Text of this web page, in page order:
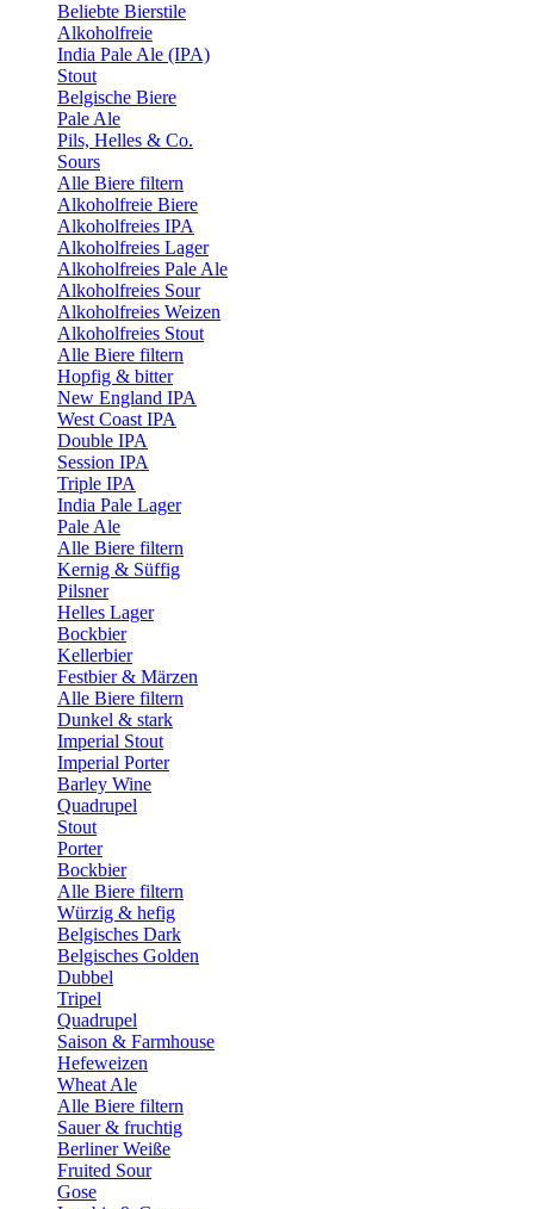
Beliebte Bierstile
Alkoholfreie
India Pale Ale (IPA)
Stout
Belgische Biere
Pale Ale
Pils, Helles & Co.
Sours
Alle Biere filtern
Alkoholfreie Biere
Alkoholfreies IPA
Alkoholfreies Lager
Alkoholfreies Pale Ale
Alkoholfreies Sour
Alkoholfreies Weizen
Alkoholfreies Stout
Alle Biere filtern
Hopfig & bitter
New England IPA
West Coast IPA
Double IPA
Session IPA
Triple IPA
India Pale Lager
Pale Ale
Alle Biere filtern
Kernig & Süffig
Pilsner
Helles Lager
Bockbier
Kellerbier
Festbier & Märzen
Alle Biere filtern
Dunkel & stark
Imperial Stout
Imperial Porter
Barley Wine
Quadrupel
Stout
Porter
Bockbier
Alle Biere filtern
Würzig & hefig
Belgisches Dark
Belgisches Golden
Dubbel
Tripel
Quadrupel
Saison & Farmhouse
Hefeweizen
Wheat Ale
Alle Biere filtern
Sauer & fruchtig
Berliner Weiße
Fruited Sour
Gose